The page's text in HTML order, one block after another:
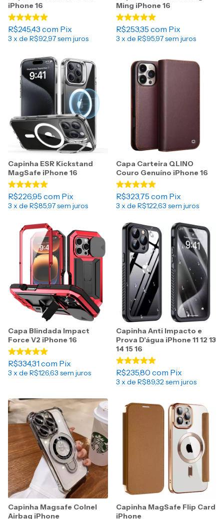
iPhone 16
R$245,43 com Pix
3 x de R$92,97sem juros
Ming iPhone 16
R$253,35 com Pix
3 x de R$95,97sem juros
Capinha ESR Kickstand
MagSafe iPhone 16
R$226,95 com Pix
3 x de R$85,97sem juros
Capa Carteira QLINO
Couro Genuíno iPhone 16
R$323,75 com Pix
3 x de R$122,63 sem juros
Capa Blindada Impact
Force V2 iPhone 16
R$334,31 com Pix
3 x de R$126,63 sem juros
Capinha Anti Impacto e
Prova D'água iPhone 11 12 13
14 15 16
R$235,80 com Pix
3 x de R$89,32sem juros
Capinha Magsafe Colnel
Airbag iPhone
Capinha MagSafe Flip Card
iPhone